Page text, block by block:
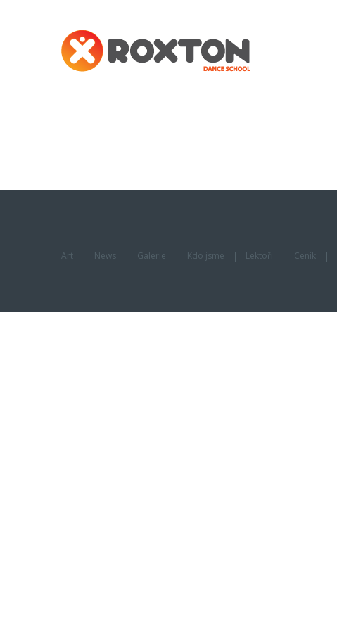
Art News Galerie Kdo jsme Lektoři Ceník